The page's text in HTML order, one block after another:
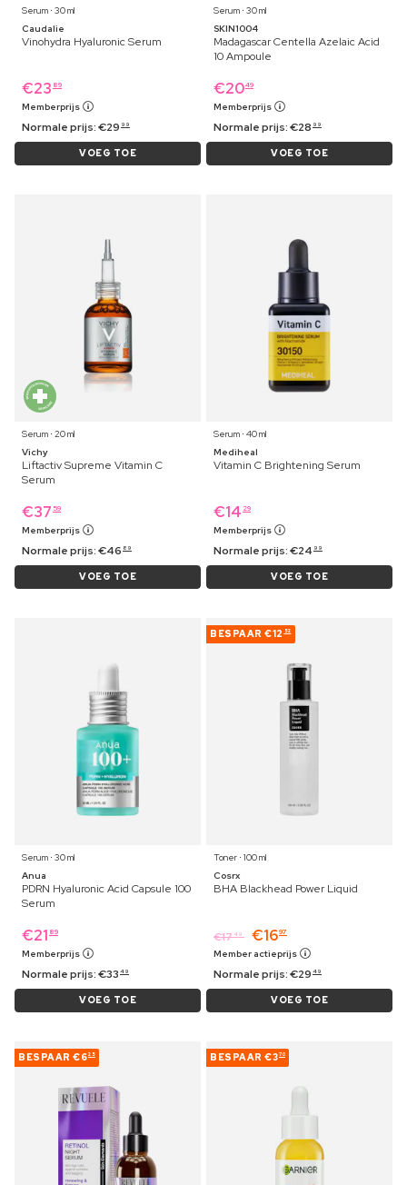
Serum ⋅ 30 ml
Caudalie
Vinohydra Hyaluronic Serum
€23 89
Memberprijs
Normale prijs:€29 99
VOEG TOE
Serum ⋅ 30 ml
SKIN1004
Madagascar Centella Azelaic Acid
10 Ampoule
€2049
Memberprijs
Normale prijs:€28 99
VOEG TOE
Serum ⋅ 20 ml
Vichy
Liftactiv Supreme Vitamin C
Serum
€37 59
Memberprijs
Normale prijs:€46 89
VOEG TOE
Serum ⋅ 40 ml
Mediheal
Vitamin C Brightening Serum
€14 29
Memberprijs
Normale prijs:€24 99
VOEG TOE
Serum ⋅ 30 ml
Anua
PDRN Hyaluronic Acid Capsule 100
Serum
€21 89
Memberprijs
Normale prijs:€33 49
VOEG TOE
BESPAAR €12 52
Toner ⋅ 100 ml
Cosrx
BHA Blackhead Power Liquid
€17 49 €1697
Member actieprijs
Normale prijs:€29 49
VOEG TOE
BESPAAR €625 BESPAAR €370